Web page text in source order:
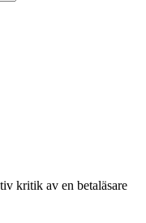
kritik av en betaläsare